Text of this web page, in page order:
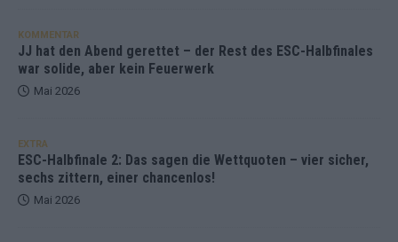
KOMMENTAR
JJ hat den Abend gerettet – der Rest des ESC-Halbfinales
war solide, aber kein Feuerwerk
Mai 2026
EXTRA
ESC-Halbfinale 2: Das sagen die Wettquoten – vier sicher,
sechs zittern, einer chancenlos!
Mai 2026